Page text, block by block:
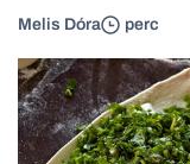
Melis Dóra perc